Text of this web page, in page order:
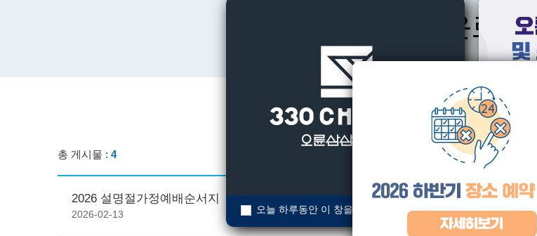
다운로드
필요한 자료를 다운로드 할 수 있
총 게시물 : 4
2026 설명절가정예배순서지
2026-02-13 오늘 하루동안 이 창을 열지 않습니다. 오늘